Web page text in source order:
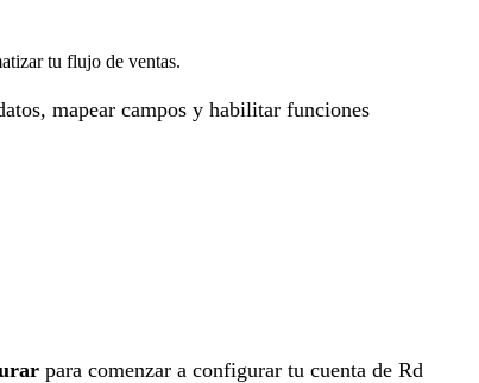
tu flujo de ventas.
mapear campos y habilitar funciones
para comenzar a configurar tu cuenta de Rd